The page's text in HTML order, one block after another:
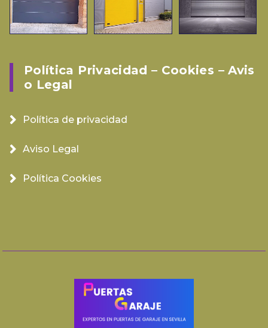
Política Privacidad – Cookies – Avis
O Legal
Política de privacidad
Aviso Legal
Política Cookies